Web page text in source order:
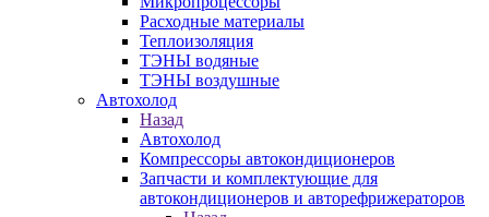
Расходные материалы
Теплоизоляция
ТЭНЫ водяные
ТЭНЫ воздушные
Автохолод
Назад
Автохолод
Компрессоры автокондиционеров
Запчасти и комплектующие для
автокондиционеров и авторефрижераторов